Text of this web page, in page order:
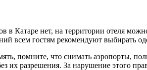
в Катаре нет, на территории отеля
всем гостям рекомендуют выбирать
помните, что снимать аэропорты,
их разрешения. За нарушение этого